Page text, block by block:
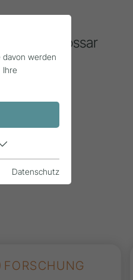
Glossar
FORSCHUNG
werden
Ihre
Datenschutz